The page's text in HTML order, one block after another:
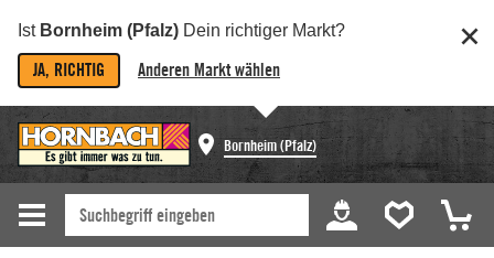
Ist Bornheim (Pfalz) Dein richtiger Markt?
JA, RICHTIG Anderen Markt wählen
Bornheim (Pfalz)